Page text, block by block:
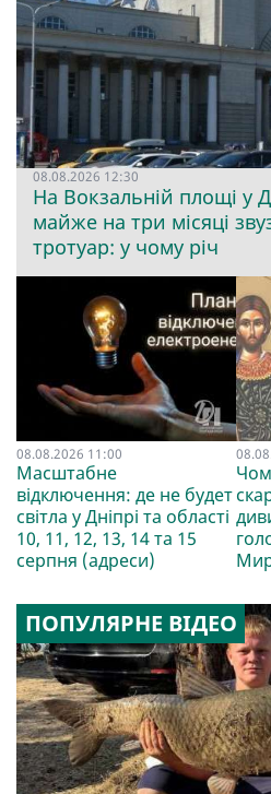
08.08.2026 12:30
На Вокзальній площі у
майже на три місяці
тротуар: у чому річ
08.08.2026 11:00
Масштабне
відключення: де не будет
світла у Дніпрі та області
10, 11, 12, 13, 14 та 15
серпня (адреси)
ПОПУЛЯРНЕ ВІДЕО